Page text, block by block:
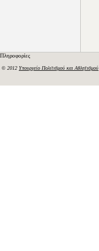
Πληροφορίες
© 2012 Υπουργείο Πολιτισμού και Αθλητισμού